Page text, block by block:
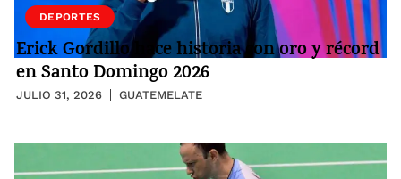
DEPORTES
Erick Gordillo hace historia con oro y récord
en Santo Domingo 2026
JULIO 31, 2026 GUATEMELATE